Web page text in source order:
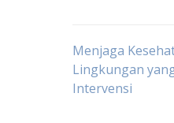
Post
Menjaga
Lingkungan
Intervensi